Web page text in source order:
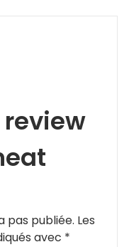
review
pas publiée. Les
avec *